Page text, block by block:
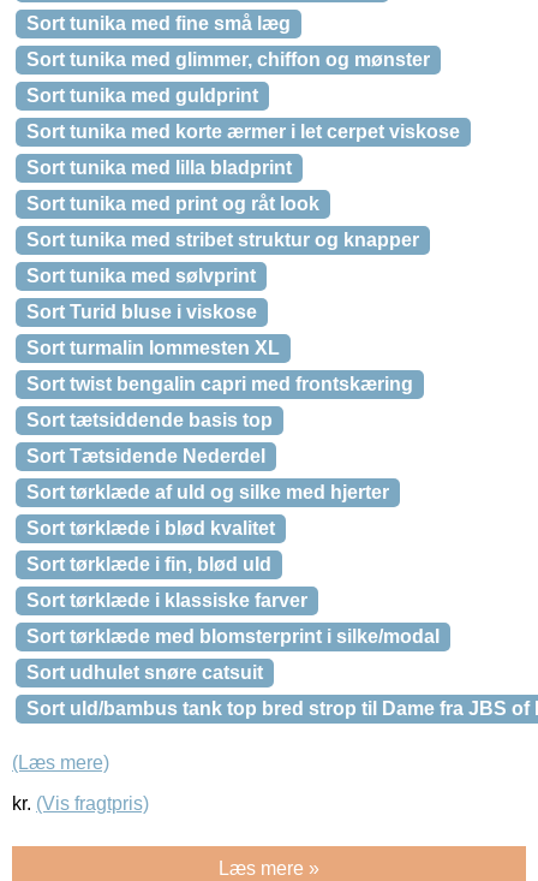
Sort tunika med fine små læg
Sort tunika med glimmer, chiffon og mønster
Sort tunika med guldprint
Sort tunika med korte ærmer i let cerpet viskose
Sort tunika med lilla bladprint
Sort tunika med print og råt look
Sort tunika med stribet struktur og knapper
Sort tunika med sølvprint
Sort Turid bluse i viskose
Sort turmalin lommesten XL
Sort twist bengalin capri med frontskæring
Sort tætsiddende basis top
Sort Tætsidende Nederdel
Sort tørklæde af uld og silke med hjerter
Sort tørklæde i blød kvalitet
Sort tørklæde i fin, blød uld
Sort tørklæde i klassiske farver
Sort tørklæde med blomsterprint i silke/modal
Sort udhulet snøre catsuit
Sort uld/bambus tank top bred strop til Dame fra JBS of
(Læs mere)
kr. (Vis fragtpris)
Læs mere »